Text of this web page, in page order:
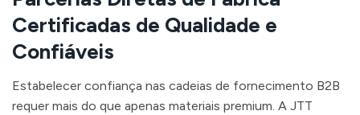
Certificadas de Qualidade e
Confiáveis
Estabelecer confiança nas cadeias de fornecimento B2B
requer mais do que apenas materiais premium. A JTT